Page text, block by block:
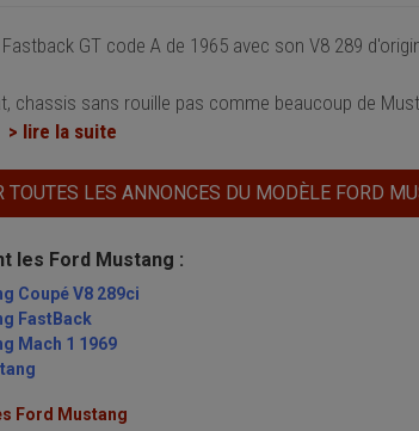
GT code A de 1965 avec son V8 289
chassis sans rouille pas comme beaucoup de
> lire la suite
TOUTES LES ANNONCES DU MODÈLE FORD
les Ford Mustang :
Coupé V8 289ci
FastBack
Mach 1 1969
Ford Mustang